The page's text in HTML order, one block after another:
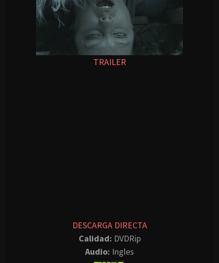
TRAILER
DESCARGA DIRECTA
Calidad: DVDRip
Audio: Ingles